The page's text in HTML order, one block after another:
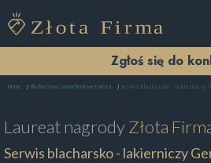
Zgłoś się do
Home Blacharstwo samochodowe Łomża Serwis blacharsko - lakierniczy
Laureat nagrodyZłota
Serwis blacharsko - lakierniczy